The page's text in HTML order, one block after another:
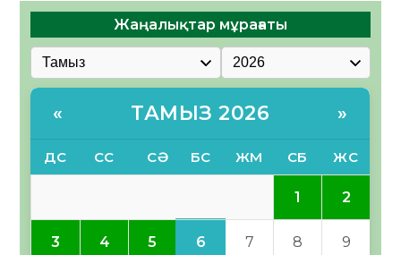
Жаңалықтар мұрағаты
« ТАМЫЗ 2026 »
ДС СС СӘ БС ЖМ СБ ЖС
1 2
3 4 5 6 7 8 9